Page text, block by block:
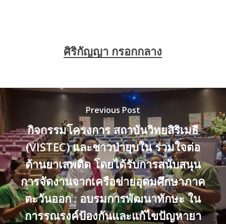
ศิริกัญญา กรอกกลาง
Previous Post
กิจกรรมโครงการ สถาบันวิทยสิริเมธี
(VISTEC) และชาวป่ายุบใน ร่วมใจต่อ
ต้านยาเสพติด โดยได้รับการสนับสนุน
การจัดงานจากเครือข่ายอุดมศึกษาภาค
ตะวันออก : อบรมการพัฒนาทักษะ ใน
การรณรงค์ป้องกันและแก้ไขปัญหายา